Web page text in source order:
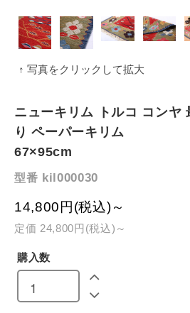
↑ 写真をクリックして拡大
ニューキリム トルコ コンヤ
り ペーパーキリム
67×95cm
型番 kil000030
14,800円(税込)～
定価 24,800円(税込)～
購入数